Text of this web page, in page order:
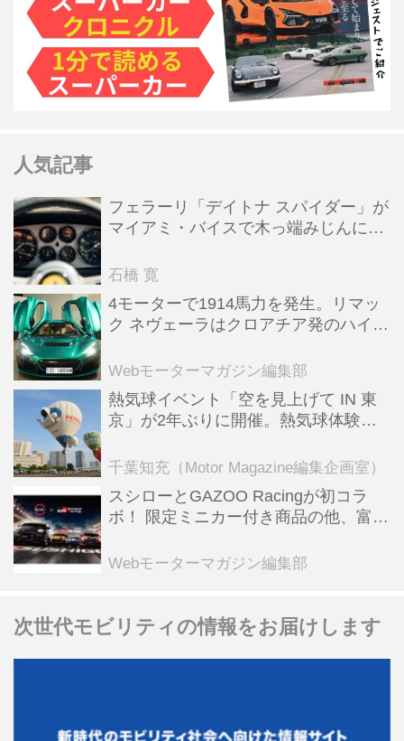
人気記事
フェラーリ「デイトナ スパイダー」が
マイアミ・バイスで木っ端みじんにな
石橋 寛
4モーターで1914馬力を発生。リマッ
ク ネヴェーラはクロアチア発のハイパ
全版／115】
Webモーターマガジン編集部
熱気球イベント「空を見上げて IN 東
京」が2年ぶりに開催。熱気球体験搭
ンテンツも
千葉知充（Motor Magazine編集企画室）
スシローとGAZOO Racingが初コラ
ボ！ 限定ミニカー付き商品の他、富士
る抽選企画などを展開
Webモーターマガジン編集部
次世代モビリティの情報をお届けします